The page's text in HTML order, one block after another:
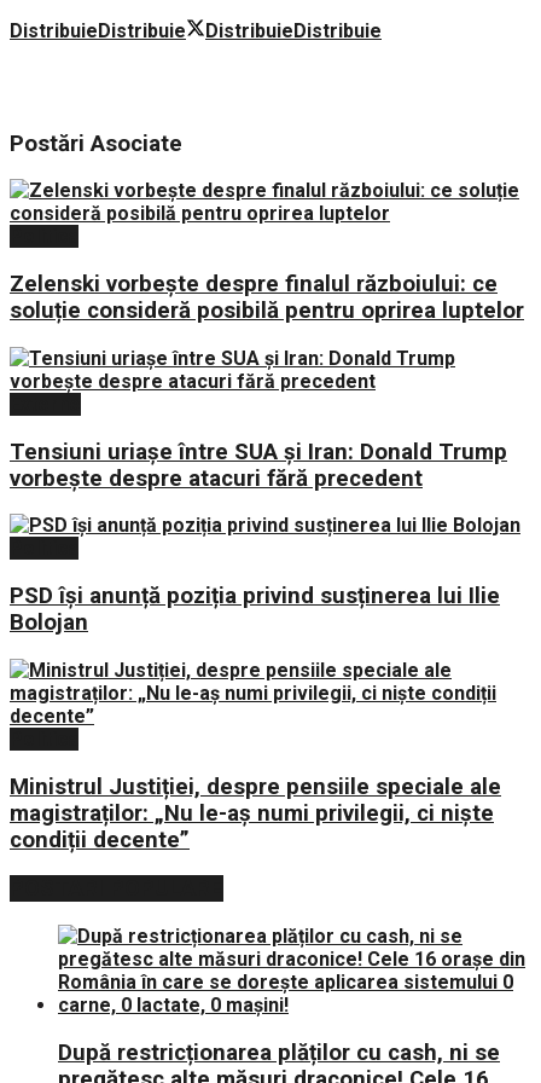
DistribuieDistribuie DistribuieDistribuie
PostăriAsociate
Zelenski vorbește despre finalul războiului: ce
soluție consideră posibilă pentru oprirea luptelor
Tensiuni uriașe între SUA și Iran: Donald Trump
vorbește despre atacuri fără precedent
PSD își anunță poziția privind susținerea lui Ilie
Bolojan
Ministrul Justiției, despre pensiile speciale ale
magistraților: „Nu le-aș numi privilegii, ci niște
condiții decente”
După restricționarea plăților cu cash, ni se